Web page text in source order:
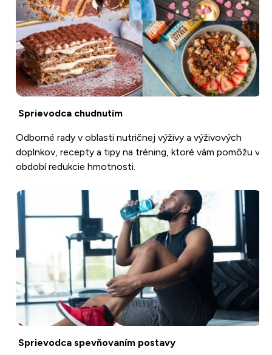
Sprievodca chudnutím
Odborné rady v oblasti nutričnej výživy a výživových
doplnkov, recepty a tipy na tréning, ktoré vám pomôžu v
období redukcie hmotnosti.
Sprievodca spevňovaním postavy